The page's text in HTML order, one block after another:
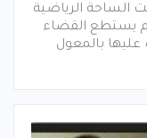
الساحة الرياضية
لم يستطع القضاء
بالمعول